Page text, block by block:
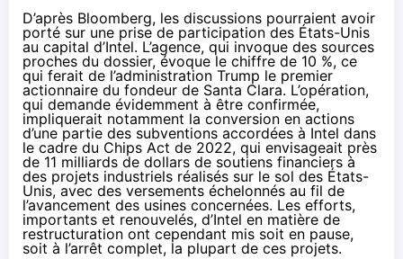
D’après Bloomberg, les discussions pourraient avoir
porté sur une prise de participation des États-Unis
au capital d’Intel. L’agence, qui invoque des sources
proches du dossier, évoque le chiffre de 10 %, ce
qui ferait de l’administration Trump le premier
actionnaire du fondeur de Santa Clara. L’opération,
qui demande évidemment à être confirmée,
impliquerait notamment la conversion en actions
d’une partie des subventions accordées à Intel dans
le cadre du Chips Act de 2022, qui envisageait près
de 11 milliards de dollars de soutiens financiers à
des projets industriels réalisés sur le sol des États-
Unis, avec des versements échelonnés au fil de
l’avancement des usines concernées. Les efforts,
importants et renouvelés, d’Intel en matière de
restructuration ont cependant mis soit en pause,
soit à l’arrêt complet, la plupart de ces projets.